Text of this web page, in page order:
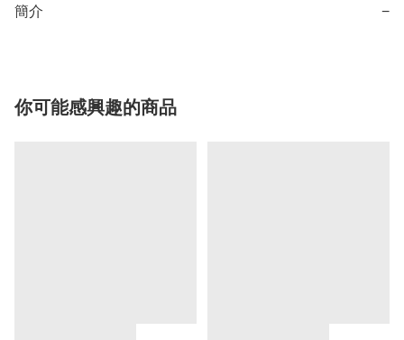
簡介 −
你可能感興趣的商品